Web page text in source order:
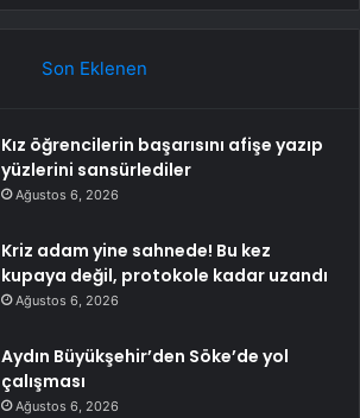
Son Eklenen
Kız öğrencilerin başarısını afişe yazıp
yüzlerini sansürlediler
Ağustos 6, 2026
Kriz adam yine sahnede! Bu kez
kupaya değil, protokole kadar uzandı
Ağustos 6, 2026
Aydın Büyükşehir’den Söke’de yol
çalışması
Ağustos 6, 2026